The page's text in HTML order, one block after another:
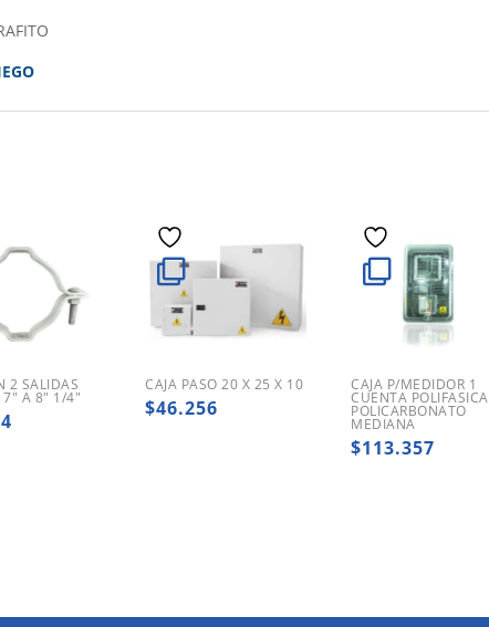
2 SALIDAS
A 8″ 1/4″
CAJA PASO 20 X 25 X 10
$46.256
CAJA P/MEDIDOR 1
CUENTA POLIFASICA
POLICARBONATO
MEDIANA
$113.357